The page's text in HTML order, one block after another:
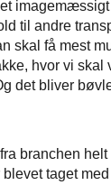
til andre
skal få mest
hvor vi skal
det bliver
branchen
taget